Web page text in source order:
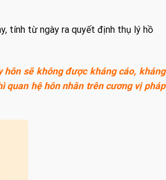
tính từ ngày ra quyết định thụ lý hồ
sẽ không được kháng cáo, kháng
quan hệ hôn nhân trên cương vị pháp